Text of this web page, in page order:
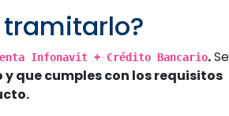
Infonavit + Crédito Bancario.Se
que cumples con los requisitos